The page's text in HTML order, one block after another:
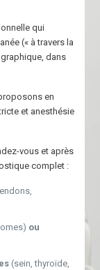
qui
(« à travers la
dans
en
et anesthésie
vous et après
complet :
ou
(sein, thyroïde,